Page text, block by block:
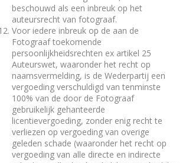
beschouwd als een inbreuk op het
auteursrecht van fotograaf.
Voor iedere inbreuk op de aan de
Fotograaf toekomende
persoonlijkheidsrechten ex artikel 25
Auteurswet, waaronder het recht op
naamsvermelding, is de Wederpartij een
vergoeding verschuldigd van tenminste
100% van de door de Fotograaf
gebruikelijk gehanteerde
licentievergoeding, zonder enig recht te
verliezen op vergoeding van overige
geleden schade (waaronder het recht op
vergoeding van alle directe en indirecte